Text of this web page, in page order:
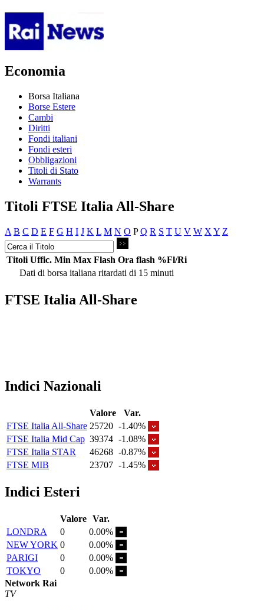
Economia
Borsa Italiana
Borse Estere
Cambi
Diritti
Fondi italiani
Fondi esteri
Obbligazioni
Titoli di Stato
Warrants
Titoli FTSE Italia All-Share
A B C D E F G H I J K L M N O PQ R S T U V W X Y Z
Titoli Uffic. Min Max Flash Ora flash %Fl/Ri
Dati di borsa italiana ritardati di 15 minuti
FTSE Italia All-Share
Indici Nazionali
Valore
Var.
FTSE Italia All-Share 25720 -1.40%
FTSE Italia Mid Cap 39374 -1.08%
FTSE Italia STAR
46268 -0.87%
FTSE MIB
23707 -1.45%
Indici Esteri
Valore Var.
LONDRA
0
0.00%
NEW YORK 0
0.00%
PARIGI
0
0.00%
TOKYO
0
0.00%
Network Rai
TV